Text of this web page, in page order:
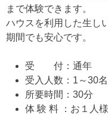
まで体験できます。
ハウスを利用した生し
期間でも安心です。
受 付：通年
受入人数：1～30名
所要時間：30分
体 験 料 ：お１人